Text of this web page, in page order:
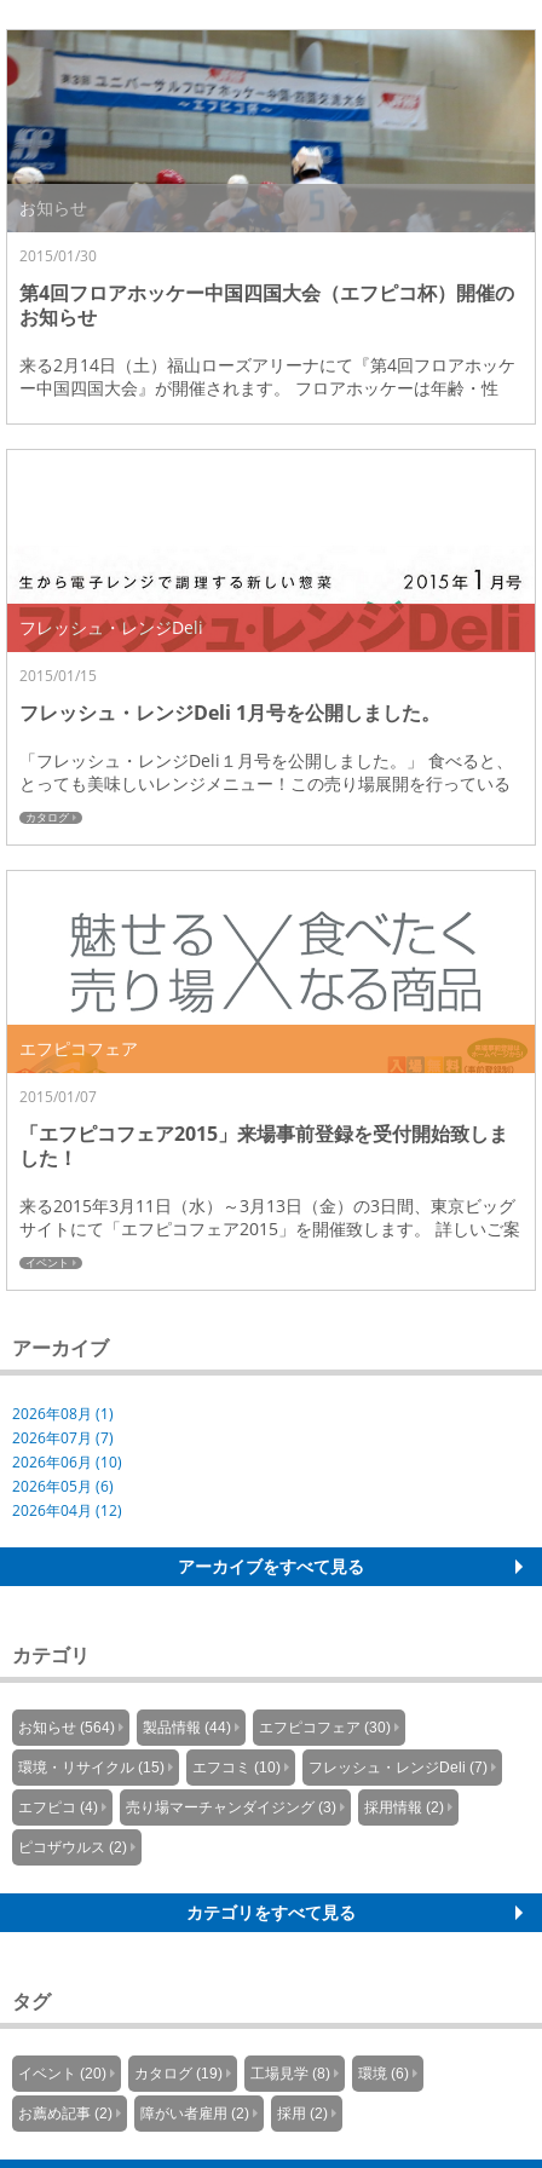
お知らせ
2015/01/30
第4回フロアホッケー中国四国大会（エフピコ杯）開催の
お知らせ
来る2月14日（土）福山ローズアリーナにて『第4回フロアホッケ
ー中国四国大会』が開催されます。 フロアホッケーは年齢・性
フレッシュ・レンジDeli
2015/01/15
フレッシュ・レンジDeli 1月号を公開しました。
「フレッシュ・レンジDeli１月号を公開しました。」 食べると、
とっても美味しいレンジメニュー！この売り場展開を行っている
好調な企業様や、商品提供方法やメニュー...
カタログ
エフピコフェア
2015/01/07
「エフピコフェア2015」来場事前登録を受付開始致しま
した！
来る2015年3月11日（水）～3月13日（金）の3日間、東京ビッグ
サイトにて「エフピコフェア2015」を開催致します。 詳しいご案
内はこちらのページをご覧くだ...
イベント
アーカイブ
2026年08月 (1)
2026年07月 (7)
2026年06月 (10)
2026年05月 (6)
2026年04月 (12)
アーカイブをすべて見る
カテゴリ
お知らせ (564) 製品情報 (44) エフピコフェア (30)
環境・リサイクル (15) エフコミ (10) フレッシュ・レンジDeli (7)
エフピコ (4) 売り場マーチャンダイジング (3) 採用情報 (2)
ピコザウルス (2)
カテゴリをすべて見る
タグ
イベント (20) カタログ (19) 工場見学 (8) 環境 (6)
お薦め記事 (2) 障がい者雇用 (2) 採用 (2)